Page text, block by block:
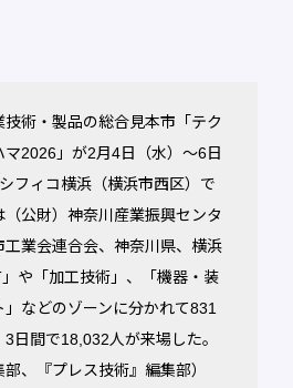
術・製品の総合見本市「テク
2026」が2月4日（水）～6日
フィコ横浜（横浜市西区）で
（公財）神奈川産業振興センタ
工業会連合会、神奈川県、横浜
や「加工技術」、「機器・装
」などのゾーンに分かれて831
日間で18,032人が来場した。
部、『プレス技術』編集部）